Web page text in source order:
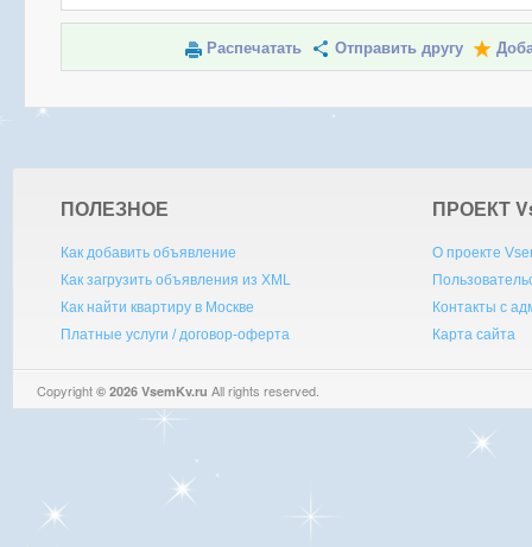
Распечатать Отправить другу
ПОЛЕЗНОЕ
Как добавить объявление
Как загрузить объявления из XML
Как найти квартиру в Москве
Платные услуги / договор-оферта
ПРОЕКТ V
О проекте
Контакты с
Карта сайта
Copyright © 2026 VsemKv.ru All rights reserved.